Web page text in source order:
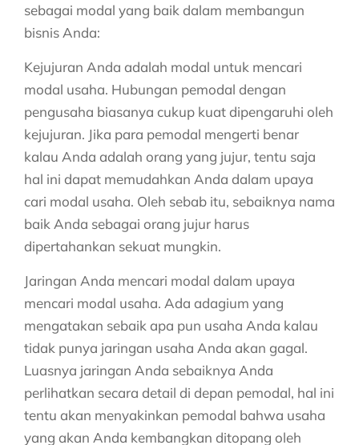
sebagai modal yang baik dalam membangun
bisnis Anda:
Kejujuran Anda adalah modal untuk mencari
modal usaha. Hubungan pemodal dengan
pengusaha biasanya cukup kuat dipengaruhi oleh
kejujuran. Jika para pemodal mengerti benar
kalau Anda adalah orang yang jujur, tentu saja
hal ini dapat memudahkan Anda dalam upaya
cari modal usaha. Oleh sebab itu, sebaiknya nama
baik Anda sebagai orang jujur harus
dipertahankan sekuat mungkin.
Jaringan Anda mencari modal dalam upaya
mencari modal usaha. Ada adagium yang
mengatakan sebaik apa pun usaha Anda kalau
tidak punya jaringan usaha Anda akan gagal.
Luasnya jaringan Anda sebaiknya Anda
perlihatkan secara detail di depan pemodal, hal ini
tentu akan menyakinkan pemodal bahwa usaha
yang akan Anda kembangkan ditopang oleh